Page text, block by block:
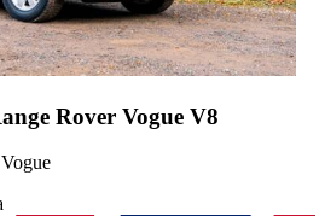
Rover Vogue V8